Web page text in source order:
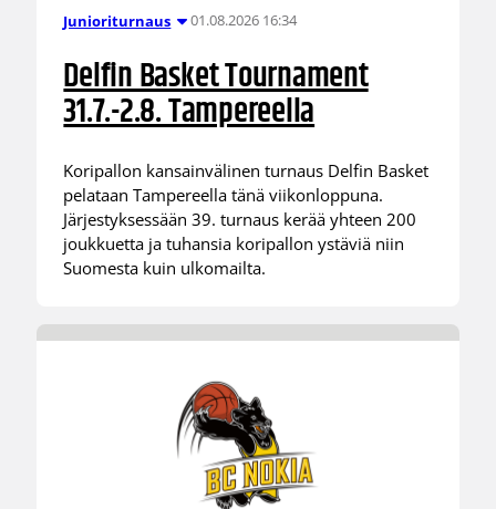
Junioriturnaus 01.08.2026 16:34
Delfin Basket Tournament
31.7.-2.8. Tampereella
Koripallon kansainvälinen turnaus Delfin Basket
pelataan Tampereella tänä viikonloppuna.
Järjestyksessään 39. turnaus kerää yhteen 200
joukkuetta ja tuhansia koripallon ystäviä niin
Suomesta kuin ulkomailta.